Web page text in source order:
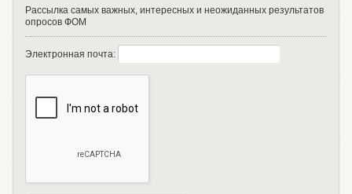
Рассылка самых важных, интересных и неожиданных результатов
опросов ФОМ
Электронная почта: